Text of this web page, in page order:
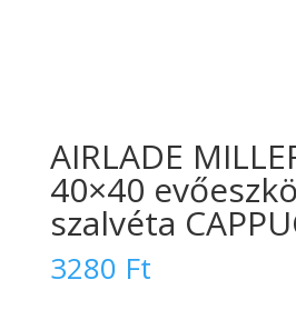
AIRLADE
40×40
szalvéta
3280 Ft